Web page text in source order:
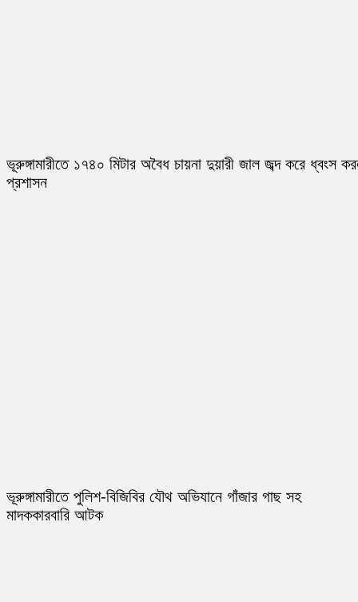
ভূরুঙ্গামারীতে ১৭৪০ মিটার অবৈধ চায়না দুয়ারী জাল জব্দ করে ধ্বংস
প্রশাসন
ভূরুঙ্গামারীতে পুলিশ-বিজিবির যৌথ অভিযানে গাঁজার গাছ সহ
মাদককারবারি আটক